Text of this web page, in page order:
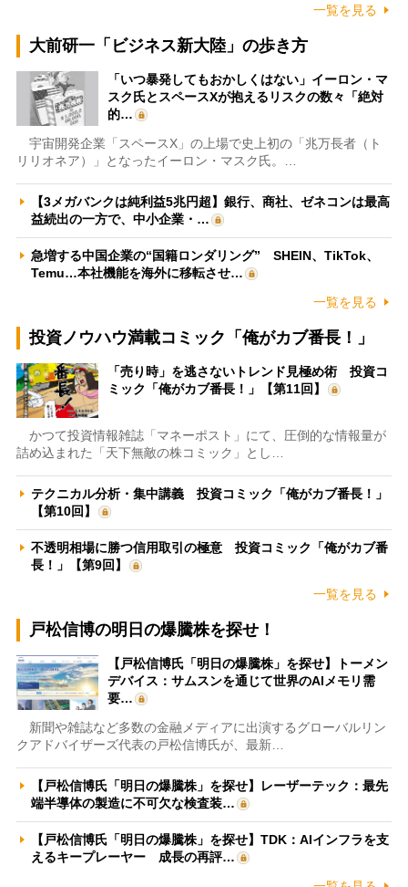
一覧を見る
大前研一「ビジネス新大陸」の歩き方
「いつ暴発してもおかしくはない」イーロン・マ
スク氏とスペースXが抱えるリスクの数々「絶対
的…
宇宙開発企業「スペースX」の上場で史上初の「兆万長者（ト
リリオネア）」となったイーロン・マスク氏。…
【3メガバンクは純利益5兆円超】銀行、商社、ゼネコンは最高
益続出の一方で、中小企業・…
急増する中国企業の“国籍ロンダリング” SHEIN、TikTok、
Temu…本社機能を海外に移転させ…
一覧を見る
投資ノウハウ満載コミック「俺がカブ番長！」
「売り時」を逃さないトレンド見極め術 投資コ
ミック「俺がカブ番長！」【第11回】
かつて投資情報雑誌「マネーポスト」にて、圧倒的な情報量が
詰め込まれた「天下無敵の株コミック」とし…
テクニカル分析・集中講義 投資コミック「俺がカブ番長！」
【第10回】
不透明相場に勝つ信用取引の極意 投資コミック「俺がカブ番
長！」【第9回】
一覧を見る
戸松信博の明日の爆騰株を探せ！
【戸松信博氏「明日の爆騰株」を探せ】トーメン
デバイス：サムスンを通じて世界のAIメモリ需
要…
新聞や雑誌など多数の金融メディアに出演するグローバルリン
クアドバイザーズ代表の戸松信博氏が、最新…
【戸松信博氏「明日の爆騰株」を探せ】レーザーテック：最先
端半導体の製造に不可欠な検査装…
【戸松信博氏「明日の爆騰株」を探せ】TDK：AIインフラを支
えるキープレーヤー 成長の再評…